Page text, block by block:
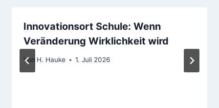
Innovationsort Schule: Wenn
Veränderung Wirklichkeit wird
Von H. Hauke 1. Juli 2026